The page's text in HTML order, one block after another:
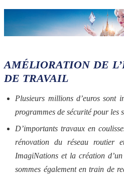
AMÉLIORATION DE
DE TRAVAIL
Plusieurs millions d’euros sont
programmes de sécurité pour les
D’importants travaux en
rénovation du réseau routier
ImagiNations et la création
sommes également en train de